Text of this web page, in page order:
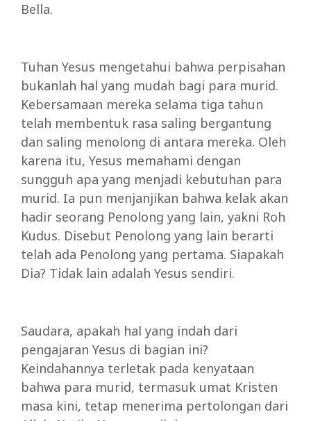
Bella.
Tuhan Yesus mengetahui bahwa perpisahan
bukanlah hal yang mudah bagi para murid.
Kebersamaan mereka selama tiga tahun
telah membentuk rasa saling bergantung
dan saling menolong di antara mereka. Oleh
karena itu, Yesus memahami dengan
sungguh apa yang menjadi kebutuhan para
murid. Ia pun menjanjikan bahwa kelak akan
hadir seorang Penolong yang lain, yakni Roh
Kudus. Disebut Penolong yang lain berarti
telah ada Penolong yang pertama. Siapakah
Dia? Tidak lain adalah Yesus sendiri.
Saudara, apakah hal yang indah dari
pengajaran Yesus di bagian ini?
Keindahannya terletak pada kenyataan
bahwa para murid, termasuk umat Kristen
masa kini, tetap menerima pertolongan dari